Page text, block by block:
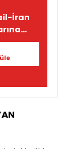
İran
mı?